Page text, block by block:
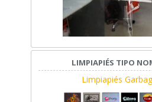
LIMPIAPIÉS TIPO
Limpiapiés